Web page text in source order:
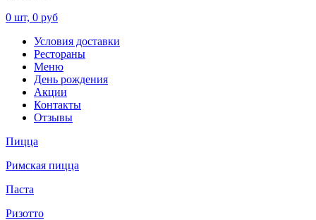
0 шт, 0 руб
Условия доставки
Рестораны
Меню
День рождения
Акции
Контакты
Отзывы
Пицца
Римская пицца
Паста
Ризотто